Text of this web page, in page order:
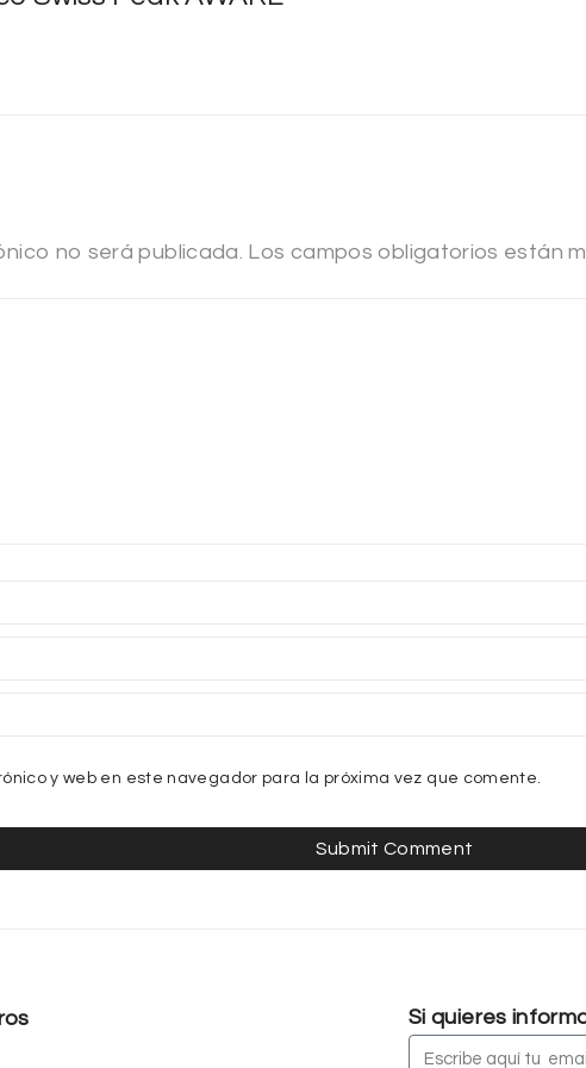
no será publicada. Los campos obligatorios están
y web en este navegador para la próxima vez que comente.
Si quieres